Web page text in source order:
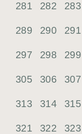
281 282 283
289 290 291
297 298 299
305 306 307
313 314 315
321 322 323